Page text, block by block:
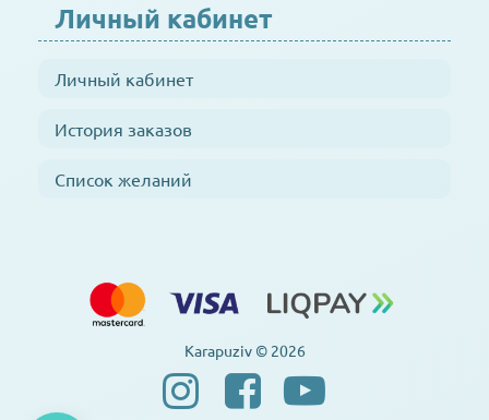
Личный кабинет
Личный кабинет
История заказов
Список желаний
Karapuziv © 2026